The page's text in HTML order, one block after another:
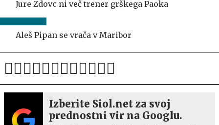
Jure Zdovc ni več trener grškega Paoka
Aleš Pipan se vrača v Maribor
Izberite Siol.net za svoj
prednostni vir na Googlu.